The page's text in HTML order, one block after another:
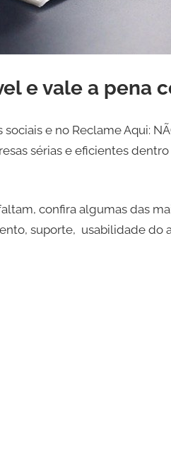
e vale a pena
e no Reclame Aqui:
sérias e eficientes
confira algumas das
suporte, usabilidade do